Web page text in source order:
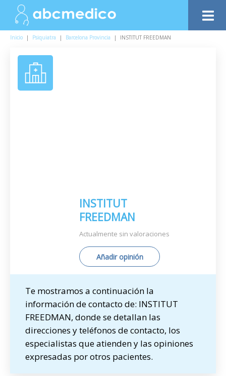
Inicio | Psiquiatra | Barcelona Provincia | INSTITUT FREEDMAN
INSTITUT
FREEDMAN
Actualmente sin valoraciones
Añadir opinión
Te mostramos a continuación la
información de contacto de: INSTITUT
FREEDMAN, donde se detallan las
direcciones y teléfonos de contacto, los
especialistas que atienden y las opiniones
expresadas por otros pacientes.